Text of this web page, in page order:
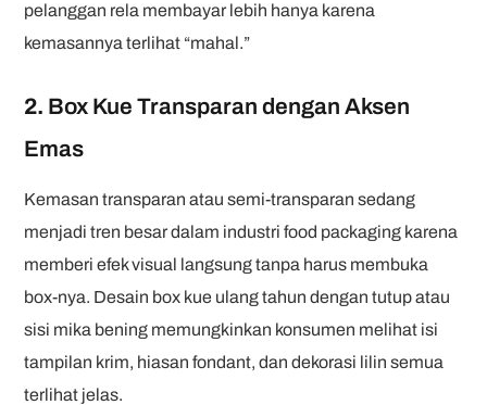
pelanggan rela membayar lebih hanya karena
kemasannya terlihat “mahal.”
2. Box Kue Transparan dengan Aksen
Emas
Kemasan transparan atau semi-transparan sedang
menjadi tren besar dalam industri food packaging karena
memberi efek visual langsung tanpa harus membuka
box-nya. Desain box kue ulang tahun dengan tutup atau
sisi mika bening memungkinkan konsumen melihat isi
tampilan krim, hiasan fondant, dan dekorasi lilin semua
terlihat jelas.